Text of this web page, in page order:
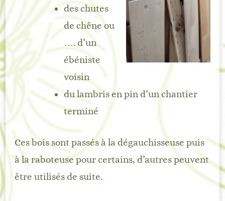
des chutes
de chêne ou
…. d’un
ébéniste
voisin
du lambris en pin d’un chantier
terminé
Ces bois sont passés à la dégauchisseuse puis
à la raboteuse pour certains, d’autres peuvent
être utilisés de suite.